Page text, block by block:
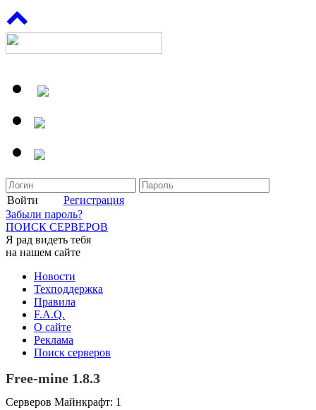
Войти
Регистрация
Забыли пароль?
ПОИСК СЕРВЕРОВ
Я рад видеть тебя
на нашем сайте
Новости
Техподдержка
Правила
F.A.Q.
О сайте
Реклама
Поиск серверов
Free-mine 1.8.3
Серверов Майнкрафт: 1